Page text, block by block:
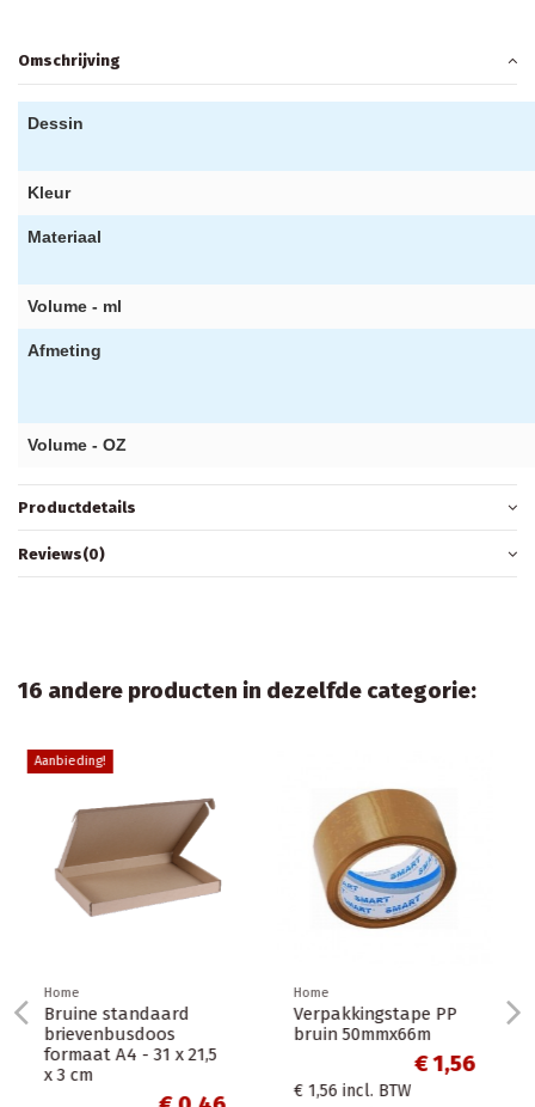
Omschrijving
Dessin
Kleur
Materiaal
Volume - ml
Afmeting
Volume - OZ
Productdetails
Reviews(0)
16 andere producten in dezelfde categorie:
PP
€ 1,56 Home
bordjes bruin Nature
Home
Coffee to